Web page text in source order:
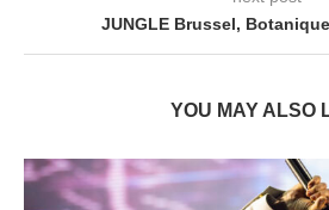
JUNGLE Brussel,
YOU MAY ALSO